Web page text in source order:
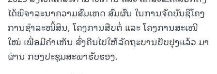
ໄດ້ພິຈາລະນາຄວາມສົມເຫດ ສົມຜົນ ໃນການຈັດບັນຊີໂຄງ
ການຊໍາລະໜີ້ສິນ, ໂຄງການສືບຕໍ່ ແລະ ໂຄງການສະເໜີ
ໃໝ່ ເພື່ອມີຄໍາເຫັນ ສົ່ງຄືນໄປໃຫ້ລັດຖະບານປັບປຸງແລ້ວ ມາ
ຜ່ານ ກອງປະຊຸມສະພາຮັບຮອງ.